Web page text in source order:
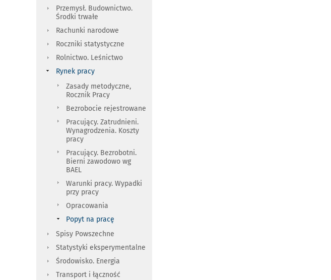
Przemysł. Budownictwo.
Środki trwałe
Rachunki narodowe
Roczniki statystyczne
Rolnictwo. Leśnictwo
Rynek pracy
Zasady metodyczne,
Rocznik Pracy
Bezrobocie rejestrowane
Pracujący. Zatrudnieni.
Wynagrodzenia. Koszty
pracy
Pracujący. Bezrobotni.
Bierni zawodowo wg
BAEL
Warunki pracy. Wypadki
przy pracy
Opracowania
Popyt na pracę
Spisy Powszechne
Statystyki eksperymentalne
Środowisko. Energia
Transport i łączność